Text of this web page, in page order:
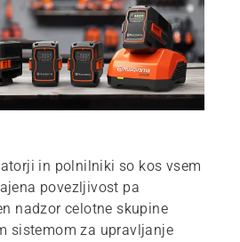
in polnilniki so kos vsem
povezljivost pa
nadzor celotne skupine
sistemom za upravljanje